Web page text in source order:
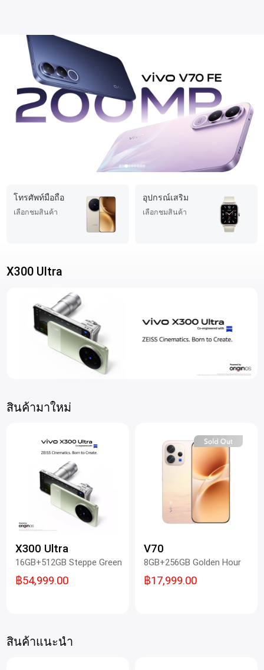
โทรศัพท์มือถือ
เลือกชมสินค้า
อุปกรณ์เสริม
เลือกชมสินค้า
X300 Ultra
สินค้ามาใหม่
X300 Ultra
16GB+512GB Steppe Green
฿54,999.00
V70
8GB+256GB Golden Hour
฿17,999.00
สินค้าแนะนำ